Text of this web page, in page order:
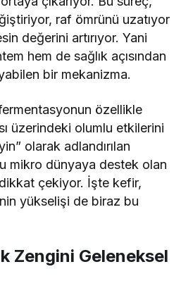
raf ömrünü uzatıyor
değerini artırıyor. Yani
hem de sağlık açısından
bir mekanizma.
özellikle
üzerindeki olumlu etkilerini
olarak adlandırılan
mikro dünyaya destek olan
çekiyor. İşte kefir,
yükselişi de biraz bu
Zengini Geleneksel